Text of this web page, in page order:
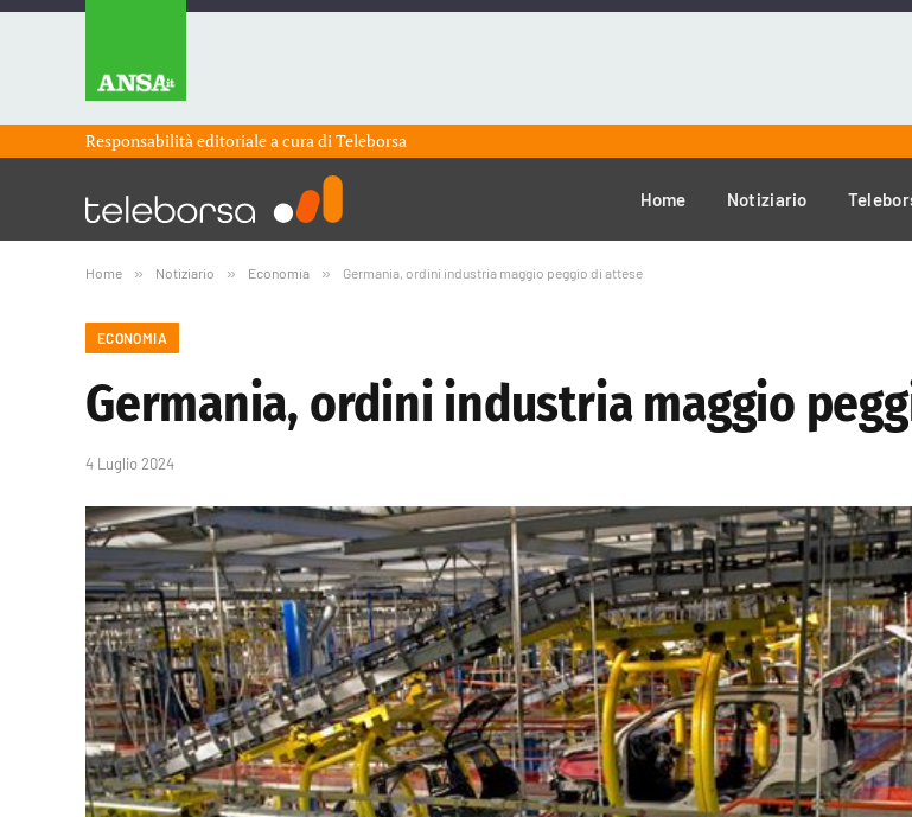
Responsabilità editoriale a cura diTeleborsa
Home Notiziario
Home » Notiziario » Economia » Germania, ordini industria maggio peggio di attese
ECONOMIA
Germania, ordini industria maggio
4 Luglio 2024